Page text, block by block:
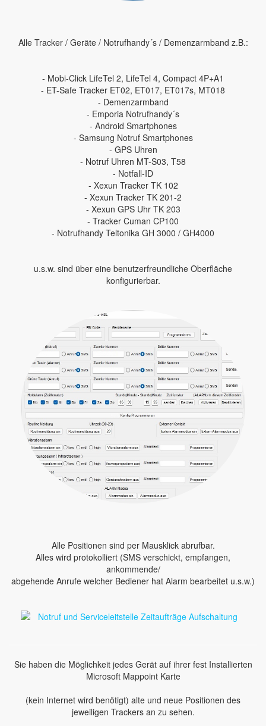
Alle Tracker / Geräte / Notrufhandy´s / Demenzarmband z.B.:
- Mobi-Click LifeTel 2, LifeTel 4, Compact 4P+A1
- ET-Safe Tracker ET02, ET017, ET017s, MT018
- Demenzarmband
- Emporia Notrufhandy´s
- Android Smartphones
- Samsung Notruf Smartphones
- GPS Uhren
- Notruf Uhren MT-S03, T58
- Notfall-ID
- Xexun Tracker TK 102
- Xexun Tracker TK 201-2
- Xexun GPS Uhr TK 203
- Tracker Cuman CP100
- Notrufhandy Teltonika GH 3000 / GH4000
u.s.w. sind über eine benutzerfreundliche Oberfläche
konfigurierbar.
Alle Positionen sind per Mausklick abrufbar.
Alles wird protokolliert (SMS verschickt, empfangen,
ankommende/
abgehende Anrufe welcher Bediener hat Alarm bearbeitet u.s.w.)
Sie haben die Möglichkeit jedes Gerät auf ihrer fest Installierten
Microsoft Mappoint Karte
(kein Internet wird benötigt) alte und neue Positionen des
jeweiligen Trackers an zu sehen.